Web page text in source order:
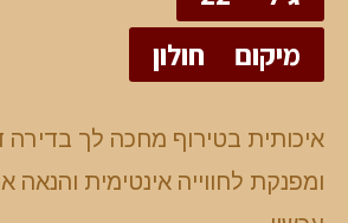
מיקום
חולון
איכותית בטירוף מחכה לך בדירה
ומפנקת לחווייה אינטימית והנאה